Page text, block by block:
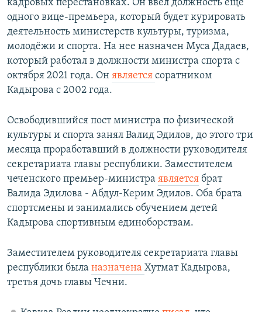
кадровых перестановках. Он ввел должность еще
одного вице-премьера, который будет курировать
деятельность министерств культуры, туризма,
молодёжи и спорта. На нее назначен Муса Дадаев,
который работал в должности министра спорта с
октября 2021 года. Он является соратником
Кадырова с 2002 года.
Освободившийся пост министра по физической
культуры и спорта занял Валид Эдилов, до этого три
месяца проработавший в должности руководителя
секретариата главы республики. Заместителем
чеченского премьер-министра является брат
Валида Эдилова - Абдул-Керим Эдилов. Оба брата
спортсмены и занимались обучением детей
Кадырова спортивным единоборствам.
Заместителем руководителя секретариата главы
республики была назначена Хутмат Кадырова,
третья дочь главы Чечни.